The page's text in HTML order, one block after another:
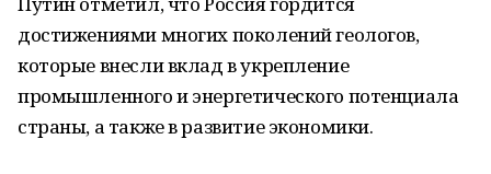
достижениями многих поколений геологов,
которые внесли вклад в укрепление
промышленного и энергетического потенциала
страны, а также в развитие экономики.